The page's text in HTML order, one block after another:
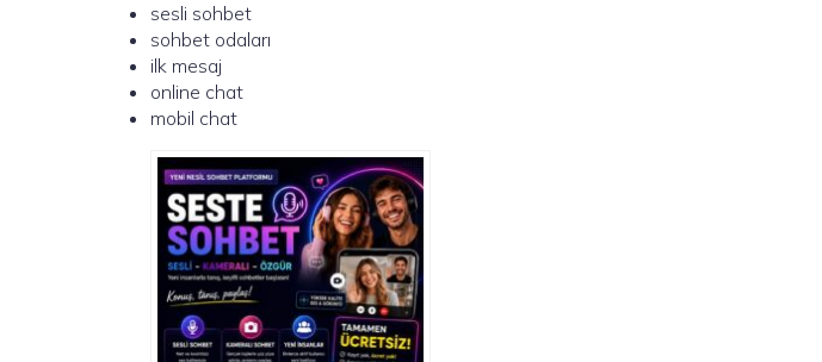
sesli sohbet
sohbet odaları
ilk mesaj
online chat
mobil chat